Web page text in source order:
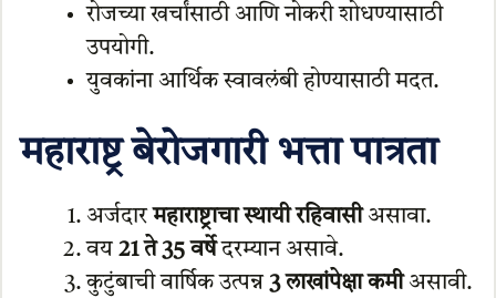
रोजच्या खर्चांसाठी आणि नोकरी शोधण्यासाठी
उपयोगी.
युवकांना आर्थिक स्वावलंबी होण्यासाठी मदत.
महाराष्ट्र बेरोजगारी भत्ता पात्रता
अर्जदारमहाराष्ट्राचा स्थायी रहिवासीअसावा.
वय 21 ते 35 वर्षेदरम्यान असावे.
कुटुंबाची वार्षिक उत्पन्न 3 लाखांपेक्षा कमीअसावी.